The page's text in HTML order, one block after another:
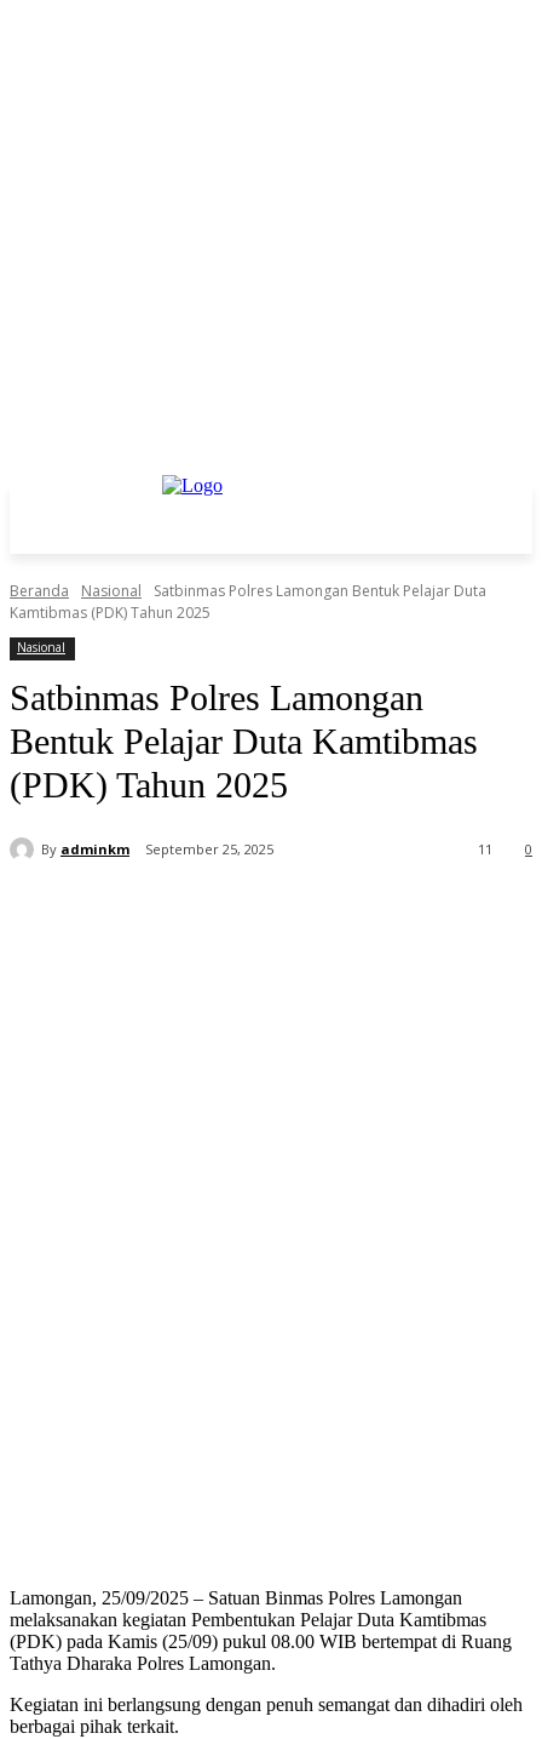
Beranda Nasional
Satbinmas Polres Lamongan Bentuk Pelajar Duta
Kamtibmas (PDK) Tahun 2025
Nasional
Satbinmas Polres Lamongan
Bentuk Pelajar Duta Kamtibmas
(PDK) Tahun 2025
By adminkm September 25, 2025 0
11
Lamongan, 25/09/2025 – Satuan Binmas Polres Lamongan
melaksanakan kegiatan Pembentukan Pelajar Duta Kamtibmas
(PDK) pada Kamis (25/09) pukul 08.00 WIB bertempat di Ruang
Tathya Dharaka Polres Lamongan.
Kegiatan ini berlangsung dengan penuh semangat dan dihadiri oleh
berbagai pihak terkait.